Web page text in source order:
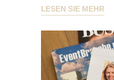
LESEN SIE MEHR